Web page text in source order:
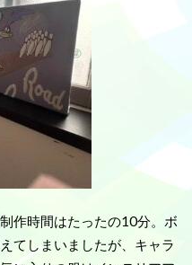
作時間はたったの10分。ボ
てしまいましたが、キャラ